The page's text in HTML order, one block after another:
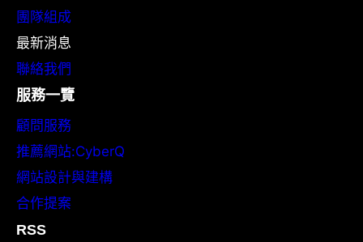
團隊組成
最新消息
聯絡我們
服務一覽
顧問服務
推薦網站:CyberQ
網站設計與建構
合作提案
RSS